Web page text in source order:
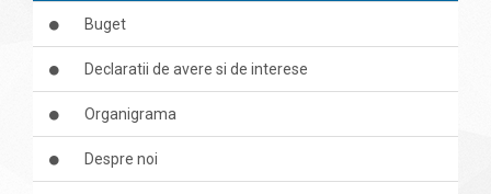
Buget
Declaratii de avere si de interese
Organigrama
Despre noi